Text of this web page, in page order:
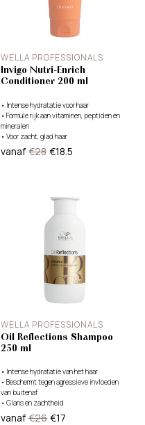
WELLA PROFESSIONALS
Invigo Nutri-Enrich
Conditioner 200 ml
• Intense hydratatie voor haar
• Formule rijk aan vitaminen, peptiden en
mineralen
• Voor zacht, glad haar
vanaf €28 €18.5
WELLA PROFESSIONALS
Oil Reflections Shampoo
250 ml
• Intense hydratatie van het haar
• Beschermt tegen agressieve invloeden
van buitenaf
• Glans en zachtheid
vanaf €26 €17